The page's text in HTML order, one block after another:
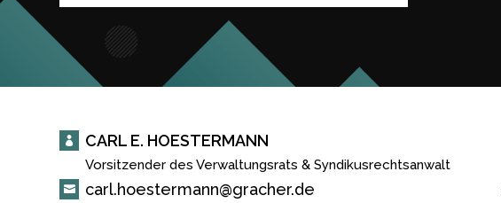
 CARL E. HOESTERMANN
Vorsitzender des Verwaltungsrats & Syndikusrechtsanwalt
 carl.hoestermann@gracher.de